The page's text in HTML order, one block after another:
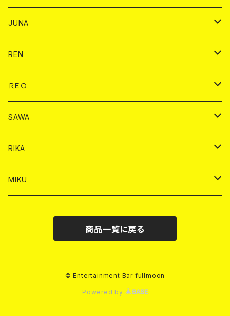
シャンパン
ドリンク
チェキ
ドリンク
ドリンク
ヤードグラス
チェキ
バイカ
ドリンク
ドリンク
シャンパン
チェキ
JUNA
バイカ
ドリンク
シャンパン
ヤードグラス
チェキ
REN
バイカ
ドリンク
ショット
シャンパン
チェキ
ＲＥＯ
ドリンク
シャンパン
ショット
バイカ
チェキ
SAWA
ドリンク
シャンパン
バイカ
RIKA
ドリンク
MIKU
商品一覧に戻る
© Entertainment Bar fullmoon
Powered by